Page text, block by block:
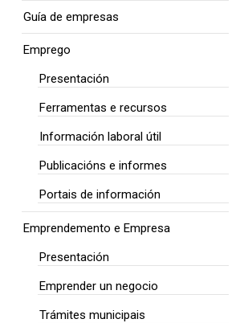
Guía de empresas
Emprego
Presentación
Ferramentas e recursos
Información laboral útil
Publicacións e informes
Portais de información
Emprendemento e Empresa
Presentación
Emprender un negocio
Trámites municipais